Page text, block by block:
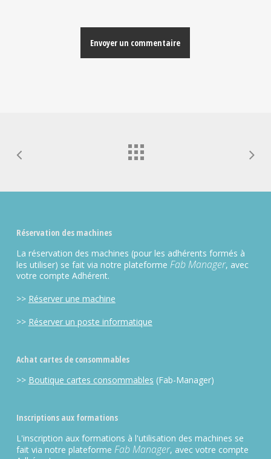
Réservation des machines
La réservation des machines (pour les adhérents formés à
les utiliser) se fait via notre plateforme Fab Manager, avec
votre compte Adhérent.
>> Réserver une machine
>> Réserver un poste informatique
Achat cartes de consommables
>> Boutique cartes consommables (Fab-Manager)
Inscriptions aux formations
L'inscription aux formations à l'utilisation des machines se
fait via notre plateforme Fab Manager, avec votre compte